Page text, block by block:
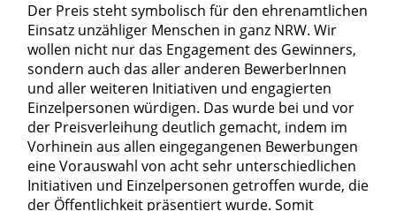
Der Preis steht symbolisch für den ehrenamtlichen
Einsatz unzähliger Menschen in ganz NRW. Wir
wollen nicht nur das Engagement des Gewinners,
sondern auch das aller anderen BewerberInnen
und aller weiteren Initiativen und engagierten
Einzelpersonen würdigen. Das wurde bei und vor
der Preisverleihung deutlich gemacht, indem im
Vorhinein aus allen eingegangenen Bewerbungen
eine Vorauswahl von acht sehr unterschiedlichen
Initiativen und Einzelpersonen getroffen wurde, die
der Öffentlichkeit präsentiert wurde. Somit